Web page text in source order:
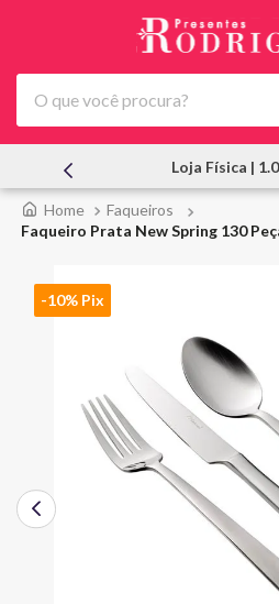
O que você procura?
Faqueiros
Faqueiro Prata New Spring 130
-10% Pix